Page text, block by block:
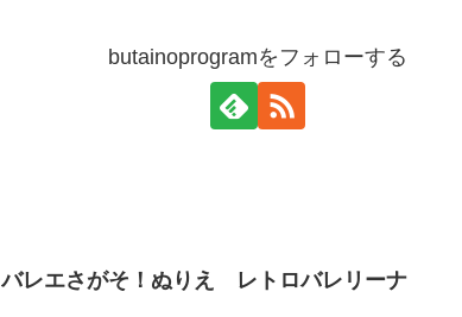
butainoprogramをフォローする
バレエさがそ！ぬりえ レトロバレリーナ